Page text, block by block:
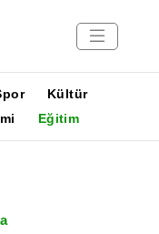
Kültür
Eğitim